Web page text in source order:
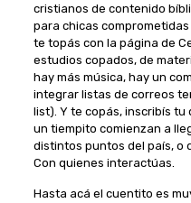
cristianos de contenido
para chicas
te topás con la página de
estudios copados, de
hay más música, hay un
integrar listas de correos
list). Y te copás, inscribís tu
un tiempito comienzan a
distintos puntos del país, o
Con quienes interactúas.
Hasta acá el cuentito es